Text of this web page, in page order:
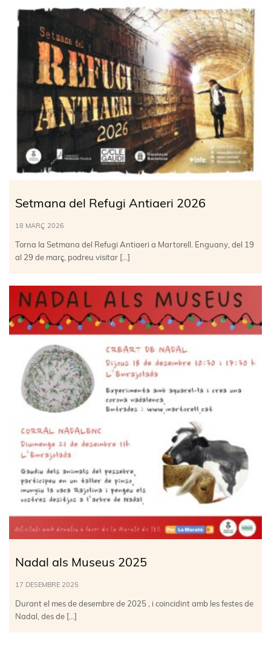
Setmana del Refugi Antiaeri 2026
18 MARÇ 2026
Torna la Setmana del Refugi Antiaeri a Martorell. Enguany, del 19
al 29 de març, podreu visitar […]
Nadal als Museus 2025
17 DESEMBRE 2025
Durant el mes de desembre de 2025 , i coincidint amb les festes de
Nadal, des de […]